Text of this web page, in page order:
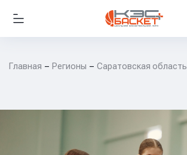
Главная Регионы Саратовская область